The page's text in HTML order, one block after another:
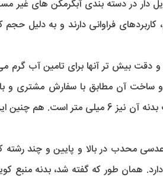
دقت بیش تر آنها برای تامین آب
محدب در بالا و پایین و چند رشته